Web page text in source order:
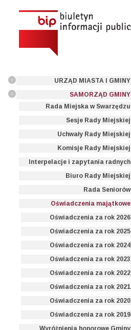
URZĄD MIASTA I GMINY
SAMORZĄD GMINY
Rada Miejska w Swarzędzu
Sesje Rady Miejskiej
Uchwały Rady Miejskiej
Komisje Rady Miejskiej
Interpelacje i zapytania radnych
Biuro Rady Miejskiej
Rada Seniorów
Oświadczenia majątkowe
Oświadczenia za rok 2026
Oświadczenia za rok 2025
Oświadczenia za rok 2024
Oświadczenia za rok 2023
Oświadczenia za rok 2022
Oświadczenia za rok 2021
Oświadczenia za rok 2020
Oświadczenia za rok 2019
Wyróżnienia honorowe Gminy